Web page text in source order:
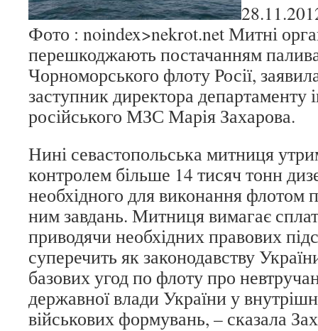
Фото : noindex>nekrot.net Митні
перешкоджають постачанням
Чорноморського флоту Росії,
заступник директора департаменту
російського МЗС Марія Захарова.
Нині севастопольська митниця
контролем більше 14 тисяч тонн
необхідного для виконання флотом
ним завдань. Митниця вимагає
приводячи необхідних правових
суперечить як законодавству
базових угод по флоту про
державної влади України у
військових формувань, – сказала